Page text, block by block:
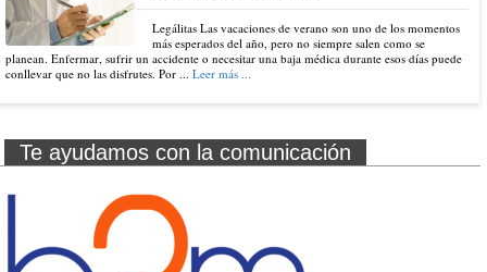
Legálitas Las vacaciones de verano son uno de los momentos
más esperados del año, pero no siempre salen como se
planean. Enfermar, sufrir un accidente o necesitar una baja médica durante esos días puede
conllevar que no las disfrutes. Por ... Leer más ...
Te ayudamos con la comunicación